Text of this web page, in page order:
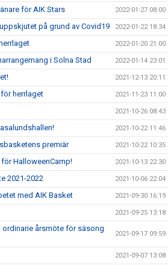
för AIK Stars 2022-01-27 08:00
på grund av Covid19 2022-01-22 18:34
2022-01-20 21:00
i Solna Stad 2022-01-14 23:01
2021-12-13 20:11
herrlaget 2021-11-23 11:00
2021-10-26 08:43
2021-10-22 11:46
premiär 2021-10-22 10:35
HalloweenCamp! 2021-10-13 22:30
2021-2022 2021-10-06 22:04
med AIK Basket 2021-09-30 16:19
2021-09-25 13:18
årsmöte för säsong
2021-09-17 09:59
2021-09-07 13:08